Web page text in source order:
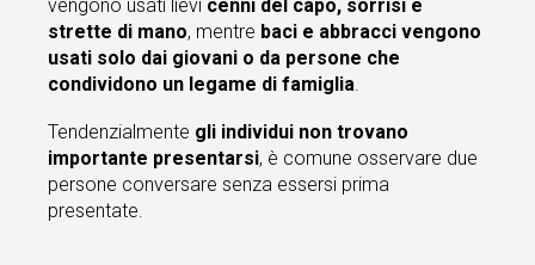
vengono usati lievi cenni del capo, sorrisi e
strette di mano, mentre baci e abbracci vengono
usati solo dai giovani o da persone che
condividono un legame di famiglia
Tendenzialmente gli individui non trovano
importante presentarsi, è comune osservare due
persone conversare senza essersi prima
presentate.